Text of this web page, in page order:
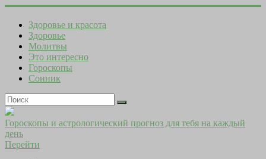
Здоровье и красота
Здоровье
Молитвы
Это интересно
Гороскопы
Сонник
Гороскопы и астрологический прогноз для тебя на каждый
день
Перейти